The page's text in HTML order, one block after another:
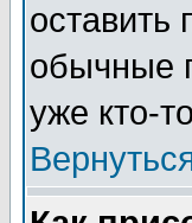
оставить
обычные
уже кто-